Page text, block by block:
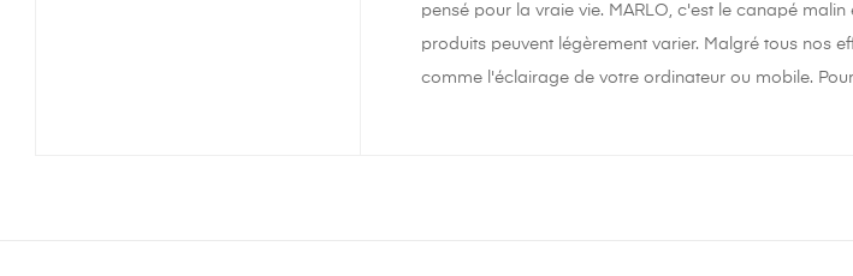
pensé pour la vraie vie. MARLO, c'est le canapé
produits peuvent légèrement varier. Malgré tous nos
comme l'éclairage de votre ordinateur ou mobile.